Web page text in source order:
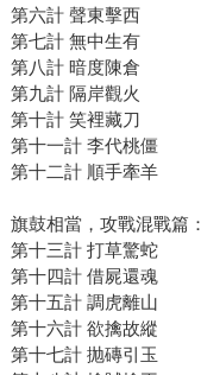
第六計 聲東擊西
第七計 無中生有
第八計 暗度陳倉
第九計 隔岸觀火
第十計 笑裡藏刀
第十一計 李代桃僵
第十二計 順手牽羊
旗鼓相當，攻戰混戰篇：
第十三計 打草驚蛇
第十四計 借屍還魂
第十五計 調虎離山
第十六計 欲擒故縱
第十七計 抛磚引玉